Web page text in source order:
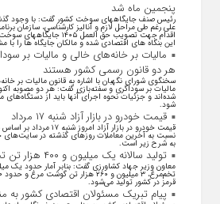
پنجمین ماه شد
علی رغم طی مراحل لازم و آنالیز کارشناسی، سازمان
اقدام جهت تصویب حق العمل
این بنگاه های اقتصادی شده و مالکان جایگاه ها را
مالیات بر خانه‌های خالی و مالیات بر
هر دو قانون رسمی کشور هستند
سخنگوی شورای نگهبان با اشاره به قانون مالیات بر
مالیات بر سوداگری و سفته‌بازی گفت: هر دو مصوبه
شده‌اند و جزئیات نحوه اجرای آنها باید از
شود.
قیمت خودرو در بازار آزاد شنبه ۱۷ مرداد
قیمت خودرو در بازار آزاد
نسبت به آخرین معاملات روز‌های گذشته در
به شرح زیر است.
تولید سالانه یک میلیون و ۴۰۰ هزار تن تخم مرغ در کشور
قرمز در کشور تولید می‌شود.
پیام تبریک مسئولان اقتصادی کشور به